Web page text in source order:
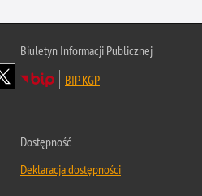
Biuletyn Informacji Publicznej
BIP KGP
Dostępność
Deklaracja dostępności